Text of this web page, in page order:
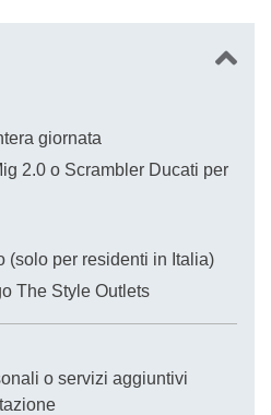
giornata
2.0 o Scrambler Ducati per
(solo per residenti in Italia)
The Style Outlets
o servizi aggiuntivi